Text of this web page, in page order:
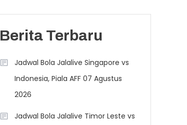
Berita Terbaru
Jadwal Bola Jalalive Singapore vs
Indonesia, Piala AFF 07 Agustus
2026
Jadwal Bola Jalalive Timor Leste vs